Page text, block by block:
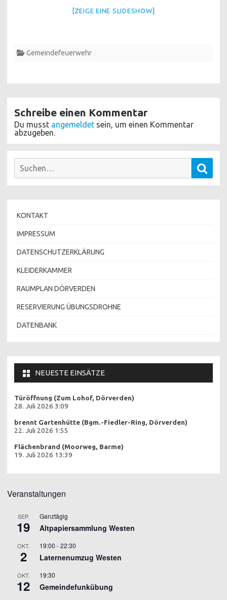
[ZEIGE EINE SLIDESHOW]
Gemeindefeuerwehr
Schreibe einen Kommentar
Du musst angemeldet sein, um einen Kommentar
abzugeben.
Suchen
KONTAKT
IMPRESSUM
DATENSCHUTZERKLÄRUNG
KLEIDERKAMMER
RAUMPLAN DÖRVERDEN
RESERVIERUNG ÜBUNGSDROHNE
DATENBANK
NEUESTE EINSÄTZE
Türöffnung (Zum Lohof, Dörverden)
28. Juli 2026 3:09
brennt Gartenhütte (Bgm.-Fiedler-Ring, Dörverden)
22. Juli 2026 1:55
Flächenbrand (Moorweg, Barme)
19. Juli 2026 13:39
Veranstaltungen
SEP.
19
Ganztägig
Altpapiersammlung Westen
OKT.
2
19:00 -22:30
Laternenumzug Westen
OKT.
12
19:30
Gemeindefunkübung